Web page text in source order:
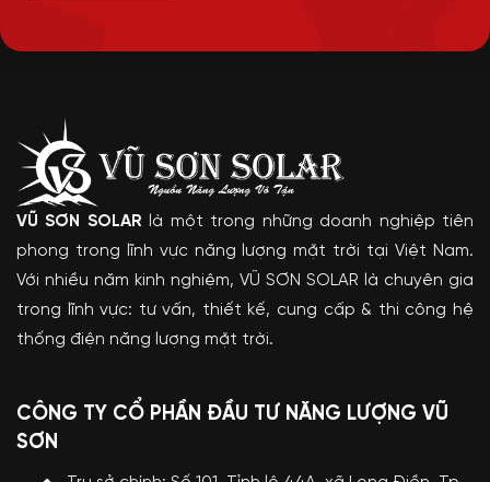
VŨ SƠN SOLAR là một trong những doanh nghiệp tiên
phong trong lĩnh vực năng lượng mặt trời tại Việt Nam.
Với nhiều năm kinh nghiệm, VŨ SƠN SOLAR là chuyên gia
trong lĩnh vực: tư vấn, thiết kế, cung cấp & thi công hệ
thống điện năng lượng mặt trời.
CÔNG TY CỔ PHẦN ĐẦU TƯ NĂNG LƯỢNG VŨ
SƠN